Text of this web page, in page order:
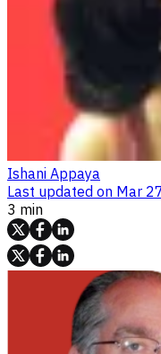
Ishani Appaya
Last updated on Mar
3 min